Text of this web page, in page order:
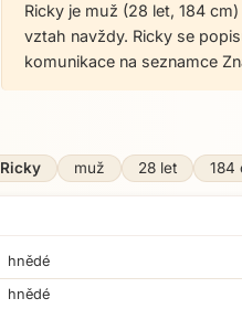
Ricky je muž (28 let, 184
vztah navždy. Ricky se
komunikace na seznamce
Ricky muž 28 let 184
hnědé
hnědé